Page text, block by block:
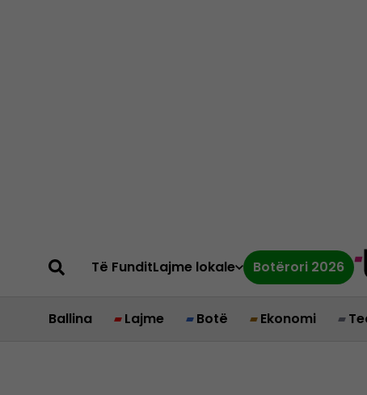
Të FunditLajme lokale Botërori 2026
Ballina Lajme Botë Ekonomi